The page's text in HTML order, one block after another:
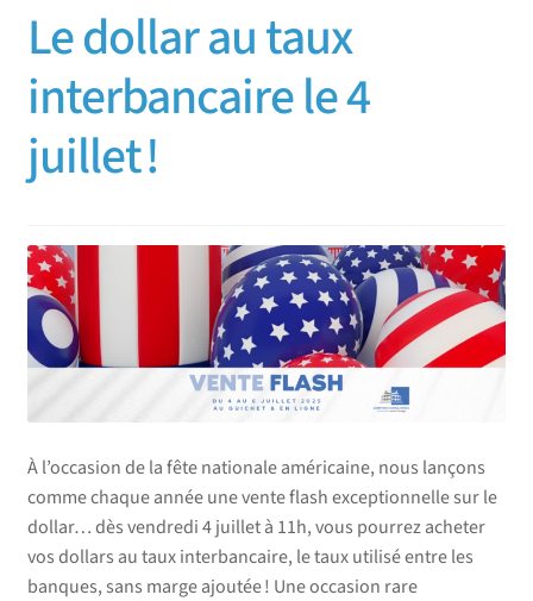
Le dollar au taux
interbancaire le 4
juillet !
À l’occasion de la fête nationale américaine, nous lançons
comme chaque année une vente flash exceptionnelle sur le
dollar… dès vendredi 4 juillet à 11h, vous pourrez acheter
vos dollars au taux interbancaire, le taux utilisé entre les
banques, sans marge ajoutée ! Une occasion rare